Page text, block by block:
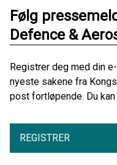
Følg
Defence &
Registrer deg med din
nyeste sakene fra
post fortløpende. Du
REGISTRER